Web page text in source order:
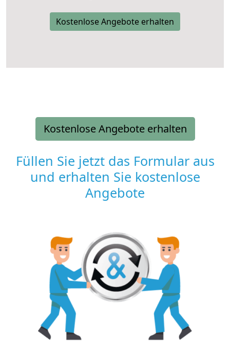
Kostenlose Angebote erhalten
Kostenlose Angebote erhalten
Füllen Sie jetzt das Formular aus
und erhalten Sie kostenlose
Angebote